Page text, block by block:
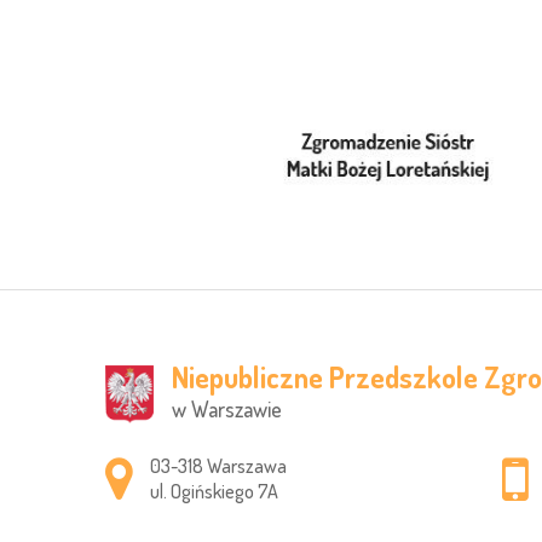
Niepubliczne Przedszkole
w Warszawie
Adres pocztowy:
03-318 Warszawa
ul. Ogińskiego 7A